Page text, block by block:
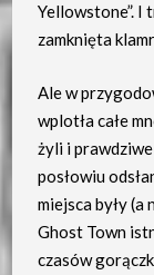
Yellowstone”.
zamknięta
Ale w
wplotła całe
żyli i
posłowiu
miejsca były (a
Ghost Town
czasów